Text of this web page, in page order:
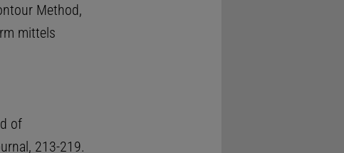
Method,
mittels
of
213-219.